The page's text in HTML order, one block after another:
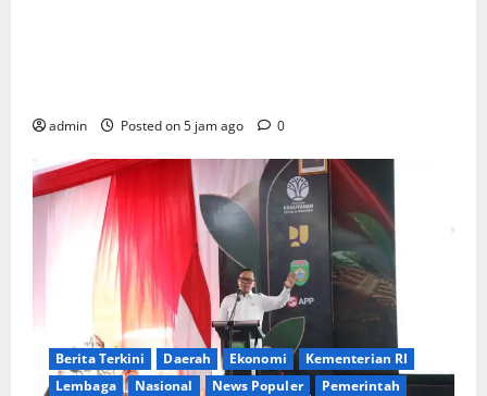
admin Posted on 5 jam ago 0
Berita Terkini Daerah Ekonomi
Kementerian RI
Lembaga
Nasional News Populer
Pemerintah